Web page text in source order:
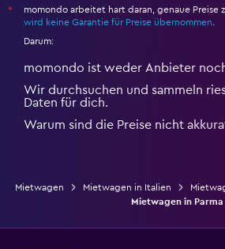
*
momondo arbeitet hart daran, genaue Preise
wird keine Garantie für Preise übernommen.
Darum:
momondo ist weder Anbieter
Wir durchsuchen und sammeln
Daten für dich.
Warum sind die Preise nicht
Mietwagen Mietwagen in Italien
Mietwagen in Parma